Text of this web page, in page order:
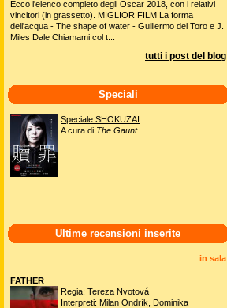
Ecco l'elenco completo degli Oscar 2018, con i relativi
vincitori (in grassetto). MIGLIOR FILM La forma
dell'acqua - The shape of water - Guillermo del Toro e J.
Miles Dale Chiamami col t...
tutti i post del blog
Speciali
Speciale SHOKUZAI
A cura di The Gaunt
Ultime recensioni inserite
in sala
FATHER
Regia: Tereza Nvotová
Interpreti: Milan Ondrík, Dominika